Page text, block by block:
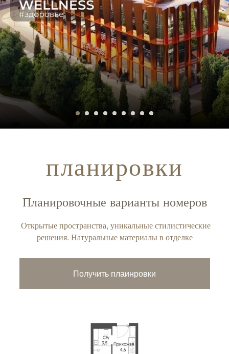
планировки
Планировочные варианты номеров
Открытые пространства, уникальные стилистические
решения. Натуральные материалы в отделке
Получить плаинровки